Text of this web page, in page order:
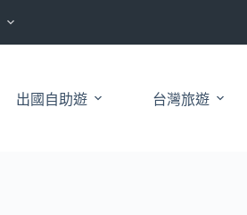
出國自助遊 台灣旅遊